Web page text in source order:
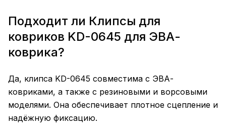
Подходит ли Клипсы для
ковриков KD-0645 для ЭВА-
коврика?
Да, клипса KD-0645 совместима с ЭВА-
ковриками, а также с резиновыми и ворсовыми
моделями. Она обеспечивает плотное сцепление и
надёжную фиксацию.